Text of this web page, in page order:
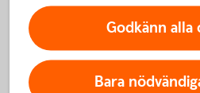
Kompletterande
För vem gäller
Godkänn alla
Bara